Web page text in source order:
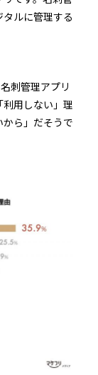
ルに管理する
刺管理アプリ
用しない」理
ら」だそうで